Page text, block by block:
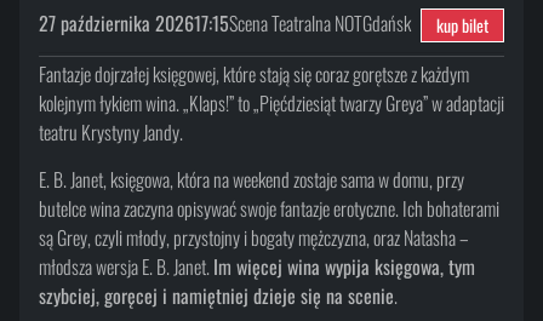
27 października 202617:15Scena Teatralna NOTGdańsk kup bilet
Fantazje dojrzałej księgowej, które stają się coraz gorętsze z każdym
kolejnym łykiem wina. „Klaps!” to „Pięćdziesiąt twarzy Greya” w adaptacji
teatru Krystyny Jandy.
E. B. Janet, księgowa, która na weekend zostaje sama w domu, przy
butelce wina zaczyna opisywać swoje fantazje erotyczne. Ich bohaterami
są Grey, czyli młody, przystojny i bogaty mężczyzna, oraz Natasha –
młodsza wersja E. B. Janet. Im więcej wina wypija księgowa, tym
szybciej, goręcej i namiętniej dzieje się na scenie.